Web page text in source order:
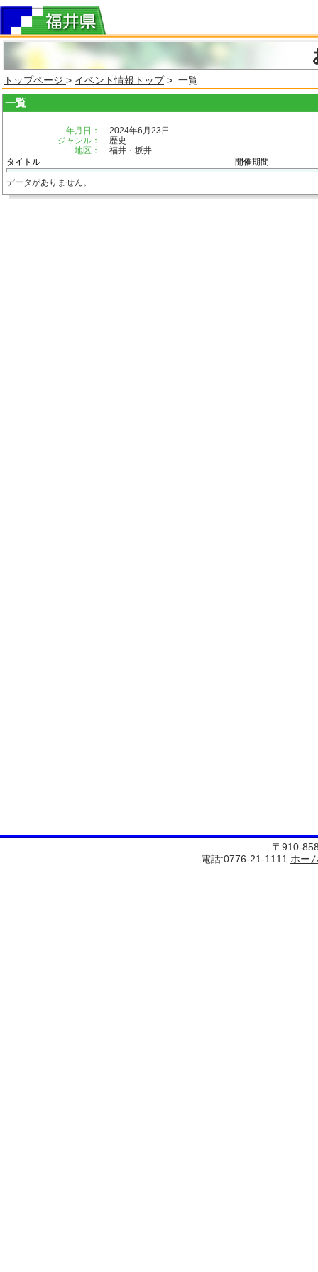
トップページ > イベント情報トップ> 一覧
一覧
年月日：
2024年6月23日
ジャンル：
歴史
地区：
福井・坂井
タイトル
開催期間
データがありません。
〒910-
電話:0776-21-1111 ホー